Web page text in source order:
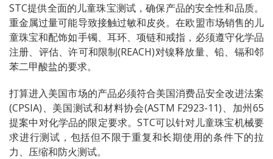
STC提供全面的儿童珠宝测试，确保产品的安全性和品质。
重金属过量可能导致接触过敏和皮炎。在欧盟市场销售的儿
童珠宝和配饰如手镯、耳环、项链和戒指，必须遵守化学品
注册、评估、许可和限制(REACH)对镍释放量、铅、镉和邻
苯二甲酸盐的要求。
打算进入美国市场的产品必须符合美国消费品安全改进法案
(CPSIA)、美国测试和材料协会(ASTM F2923-11)、加州65
提案中对化学品的限定要求。STC可以针对儿童珠宝机械要
求进行测试，包括但不限于重复和长期使用的条件下的拉
力、压缩和防火测试。